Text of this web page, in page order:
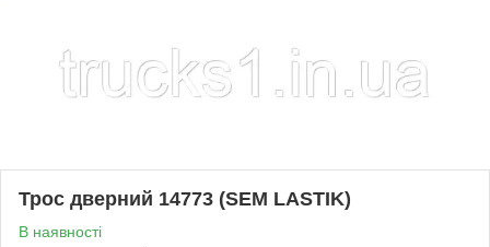
Трос дверний 14773 (SEM LASTIK)
В наявності